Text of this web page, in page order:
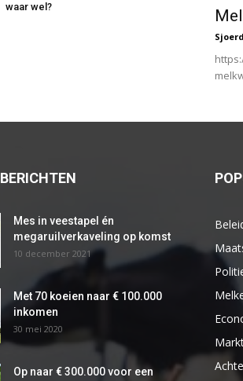
waar wel?
Mes in veestapel én
megaruilverkaveling op komst
10 december 2021
Met 70 koeien naar € 100.000
inkomen
30 mei 2020
Op naar € 300.000 voor een